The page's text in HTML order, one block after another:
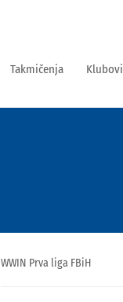
Takmičenja Klubovi
WWIN Prva liga FBiH